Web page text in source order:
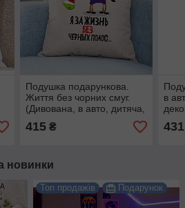
Подушка подарункова.
Життя без чорних смуг.
(Дивована, в авто, дитяча,
декоративна)
415₴
в
431
новинки
Топ продажів Подарунок